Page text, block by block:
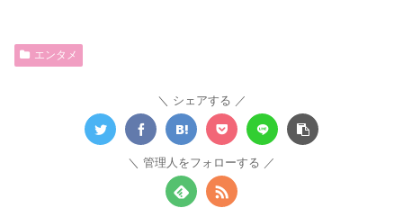
エンタメ
シェアする
管理人をフォローする